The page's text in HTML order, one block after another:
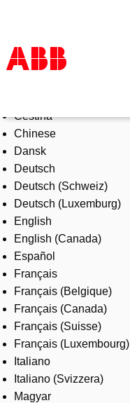
Products & Solutions
Industries
Services
About us
Where to buy
Contact us
Careers
Čeština
Chinese
Dansk
Deutsch
Deutsch (Schweiz)
Deutsch (Luxemburg)
English
English (Canada)
Español
Français
Français (Belgique)
Français (Canada)
Français (Suisse)
Français (Luxembourg)
Italiano
Italiano (Svizzera)
Magyar